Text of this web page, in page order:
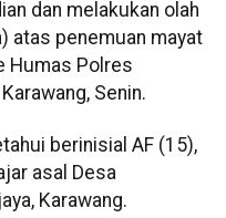
dan melakukan olah
atas penemuan mayat
Humas Polres
Senin.
berinisial AF (15),
asal Desa
Karawang.